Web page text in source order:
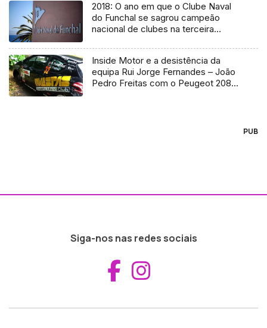
2018: O ano em que o Clube Naval
do Funchal se sagrou campeão
nacional de clubes na terceira
Inside Motor e a desistência da
equipa Rui Jorge Fernandes – João
Pedro Freitas com o Peugeot 208
PUB
Siga-nos nas redes sociais
Aceder ao